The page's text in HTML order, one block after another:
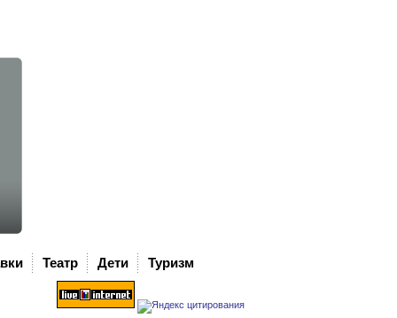
Театр Дети Туризм